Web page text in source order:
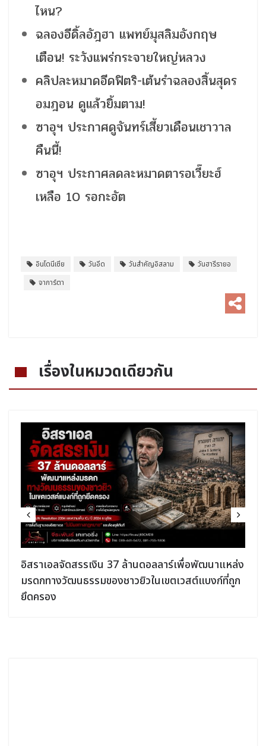
ไหน?
ฉลองอีดิ้ลอัฎฮา แพทย์มุสลิมอังกฤษ
เตือน! ระวังแพร่กระจายใหญ่หลวง
คลิปละหมาดอีดฟิตริ-เต้นรำฉลองสิ้นสุดร
อมฎอน ดูแล้วยิ้มตาม!
ซาอุฯ ประกาศดูจันทร์เสี้ยวเดือนเชาวาล
คืนนี้!
ซาอุฯ ประกาศลดละหมาดตารอเวี๊ยะฮ์
เหลือ 10 รอกะอัต
อินโดนีเซีย วันอีด วันสำคัญอิสลาม
วันฮารีรายอ
จาการ์ตา
เรื่องในหมวดเดียวกัน
อิสราเอลจัดสรรเงิน 37 ล้านดอลลาร์เพื่อพัฒนาแหล่ง
มรดกทางวัฒนธรรมของชาวยิวในเขตเวสต์แบงก์ที่ถูก
ยึดครอง